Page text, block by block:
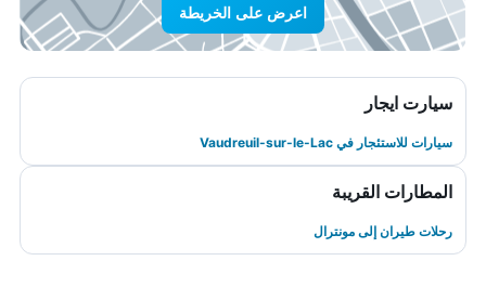
اعرض على الخريطة
سيارت ايجار
سيارات للاستئجار في Vaudreuil-sur-le-Lac
المطارات القريبة
رحلات طيران إلى مونترال